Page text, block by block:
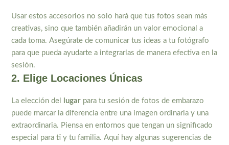
Usar estos accesorios no solo hará que tus fotos sean más
creativas, sino que también añadirán un valor emocional a
cada toma. Asegúrate de comunicar tus ideas a tu fotógrafo
para que pueda ayudarte a integrarlas de manera efectiva en la
sesión.
2. Elige Locaciones Únicas
La elección del lugar para tu sesión de fotos de embarazo
puede marcar la diferencia entre una imagen ordinaria y una
extraordinaria. Piensa en entornos que tengan un significado
especial para ti y tu familia. Aquí hay algunas sugerencias de